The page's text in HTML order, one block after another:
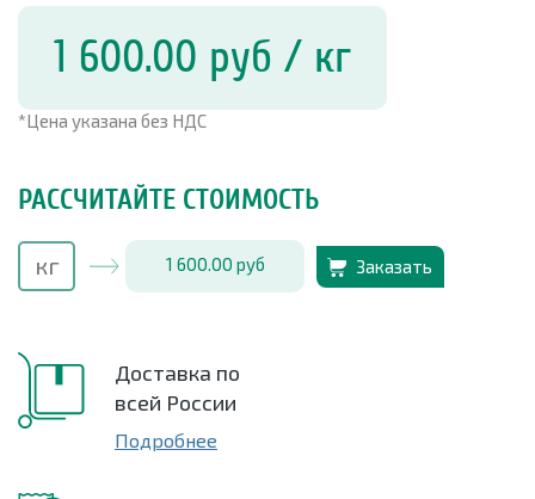
1 600.00 руб / кг
*Цена указана без НДС
РАССЧИТАЙТЕ СТОИМОСТЬ
1 600.00 руб Заказать
Доставка по
всей России
Подробнее